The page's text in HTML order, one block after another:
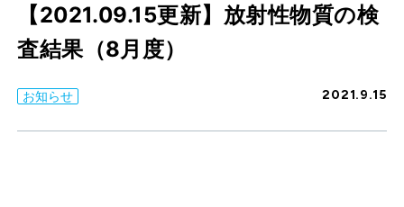
【2021.09.15更新】放射性物質の検
査結果（8月度）
お知らせ 2021.9.15